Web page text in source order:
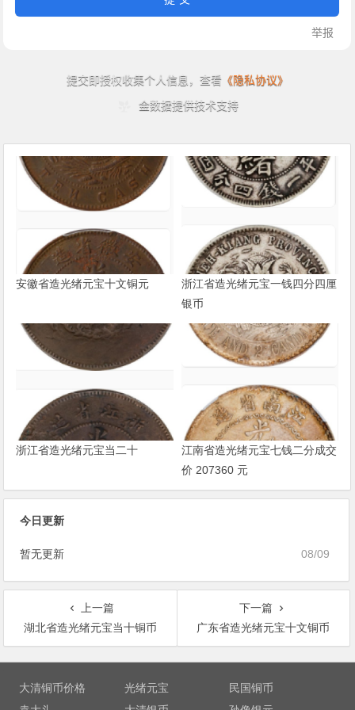
安徽省造光绪元宝十文铜元
浙江省造光绪元宝一钱四分四厘
银币
浙江省造光绪元宝当二十
江南省造光绪元宝七钱二分成交
价 207360 元
今日更新
08/09
暂无更新
上一篇
湖北省造光绪元宝当十铜币
下一篇
广东省造光绪元宝十文铜币
文
大清铜币价格 光绪元宝
民国铜币